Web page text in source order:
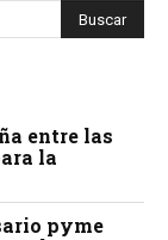
entre las
la
pyme